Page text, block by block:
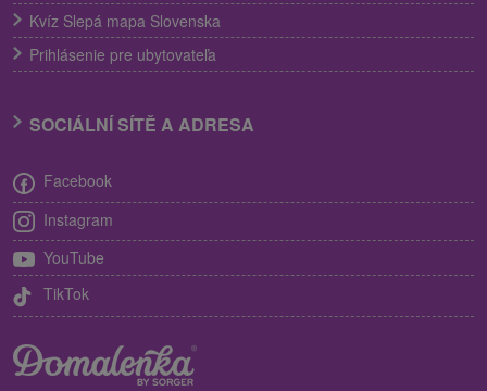
Kvíz Slepá mapa Slovenska
Prihlásenie pre ubytovateľa
SOCIÁLNÍ SÍTĚ A ADRESA
Facebook
Instagram
YouTube
TikTok